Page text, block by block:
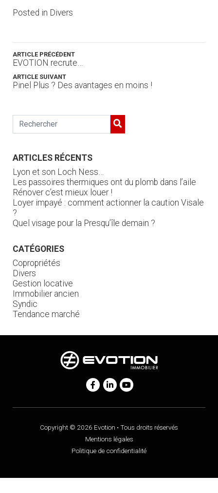
Posted in Divers
ARTICLE PRÉCÉDENT
EVOTION recrute…
ARTICLE SUIVANT
Pinel Plus ? Des avantages en moins !
ARTICLES RÉCENTS
Lyon et son Loch Ness…
Les passoires thermiques ont du plomb dans l’aile
Rénover c’est mieux louer !
Loyer impayé : comment actionner la caution Visale
?
Quel visage pour la Presqu’île demain ?
CATÉGORIES
Copropriétés
Divers
Gestion locative
Immobilier ancien
Syndic
Tendance marché
Copyright © 2026 Evotion • Tous droits réservés
Mentions légales
Politique de confidentialité